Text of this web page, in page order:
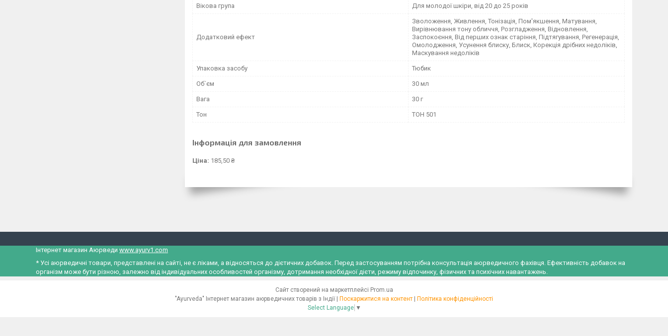
Вікова група Для молодої шкіри, від 20 до 25 років
Додатковий ефект
Зволоження, Живлення, Тонізація, Пом'якшення, Матування,
Вирівнювання тону обличчя, Розгладження, Відновлення,
Заспокоєння, Від перших ознак старіння, Підтягування, Регенерація,
Омолодження, Усунення блиску, Блиск, Корекція дрібних недоліків,
Маскування недоліків
Упаковка засобу Тюбик
Об`єм 30 мл
Вага 30 г
Тон ТОН 501
Інформація для замовлення
Ціна: 185,50 ₴
Інтернет магазин Аюрведи www.ayurv1.com
* Усі аюрведичні товари, представлені на сайті, не є ліками, а відносяться до дієтичних добавок. Перед застосуванням потрібна консультація аюрведичного фахівця. Ефективність добавок на
організм може бути різною, залежно від індивідуальних особливостей організму, дотримання необхідної дієти, режиму відпочинку, фізичних та психічних навантажень.
Сайт створений на маркетплейсі Prom.ua
"Ayurveda" Інтернет магазин аюрведичних товарів з Індії | Поскаржитися на контент | Політика конфіденційності
Select Language ▼